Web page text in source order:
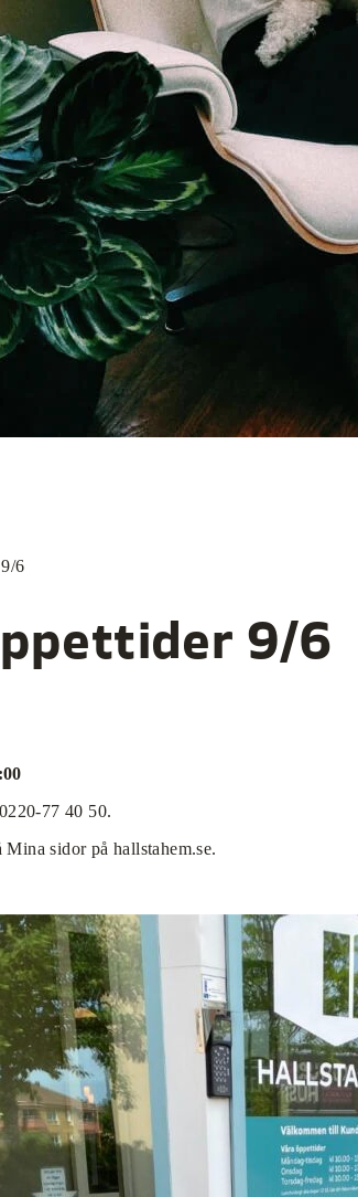
6
9/6
77 40 50.
sidor på hallstahem.se.